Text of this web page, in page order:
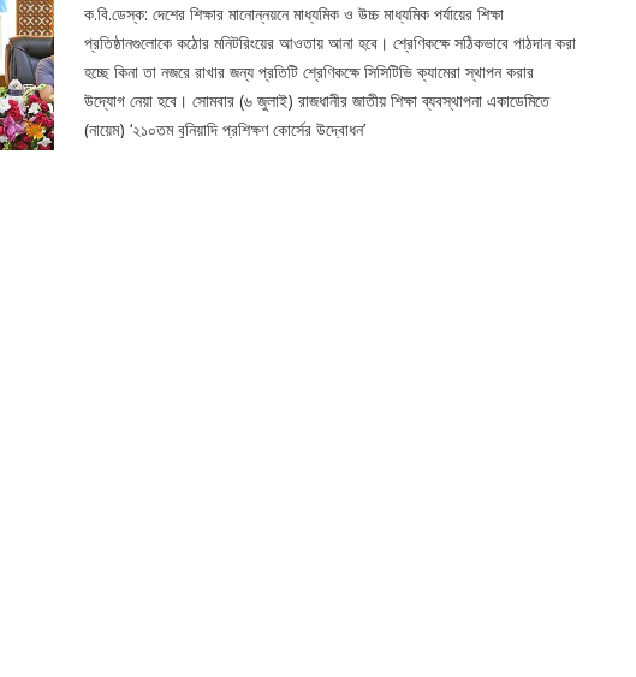
ক.বি.ডেস্ক: দেশের শিক্ষার মানোন্নয়নে মাধ্যমিক ও উচ্চ মাধ্যমিক পর্যায়ের শিক্ষা
প্রতিষ্ঠানগুলোকে কঠোর মনিটরিংয়ের আওতায় আনা হবে। শ্রেণিকক্ষে সঠিকভাবে পাঠদান করা
হচ্ছে কিনা তা নজরে রাখার জন্য প্রতিটি শ্রেণিকক্ষে সিসিটিভি ক্যামেরা স্থাপন করার
উদ্যোগ নেয়া হবে। সোমবার (৬ জুলাই) রাজধানীর জাতীয় শিক্ষা ব্যবস্থাপনা একাডেমিতে
(নায়েম) ‘২১০তম বুনিয়াদি প্রশিক্ষণ কোর্সের উদ্বোধন’